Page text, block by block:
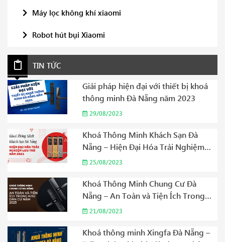
Máy lọc không khí xiaomi
Robot hút bụi Xiaomi
TIN TỨC
Giải pháp hiện đại với thiết bị khoá
thông minh Đà Nẵng năm 2023
29/08/2023
Khoá Thông Minh Khách Sạn Đà
Nẵng – Hiện Đại Hóa Trải Nghiệm
Lưu Trú Năm 2023
25/08/2023
Khoá Thông Minh Chung Cư Đà
Nẵng – An Toàn và Tiện Ích Trong
Khu Dân Cư Năm 2023
21/08/2023
Khoá thông minh Xingfa Đà Nẵng –